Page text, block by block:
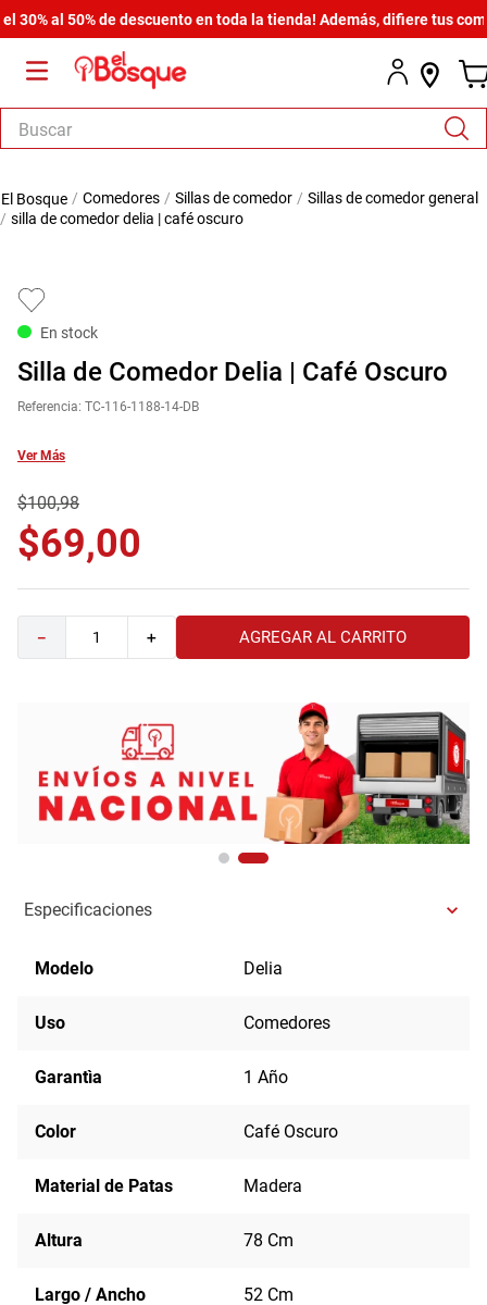
al 50% de descuento en toda la tienda! Además, difiere tus
Buscar
comedores sillas de comedor
sillas de comedor general
silla de comedor delia | café oscuro
En stock
Silla de Comedor Delia | Café Oscuro
Referencia: TC-116-1188-14-DB
Ver Más
$100,98
$69,00
＋
－ AGREGAR AL CARRITO
Especificaciones
Modelo Delia
Uso Comedores
Garantìa 1 Año
Color Café Oscuro
Material de Patas Madera
Altura 78 Cm
Largo / Ancho 52 Cm
1.
salas
.
zapatera
9.
havana master
10. camas